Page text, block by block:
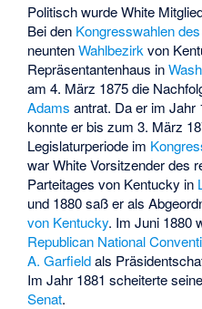
Politisch wurde White
Bei den Kongresswahlen
neuntenWahlbezirk von
Repräsentantenhaus in
am 4. März 1875 die
Adams antrat. Da er im Jahr
konnte er bis zum 3. März
Legislaturperiode im
war White Vorsitzender des
Parteitages von Kentucky in
und 1880 saß er als
von Kentucky. Im Juni 1880
Republican National
A. Garfieldals
Im Jahr 1881 scheiterte
Senat.